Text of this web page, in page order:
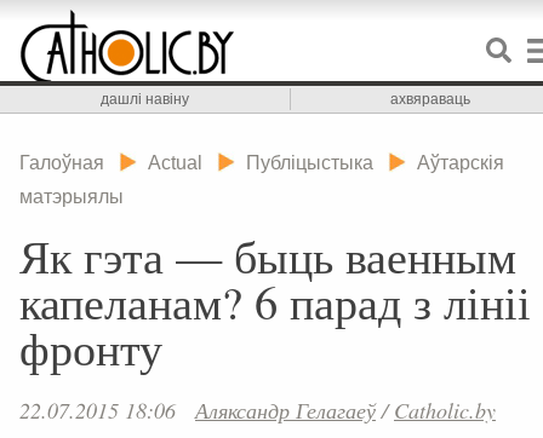
дашлі навіну ахвяраваць
Галоўная Actual Публіцыстыка
Аўтарскія
матэрыялы
Як гэта — быць ваенным
капеланам? 6 парад з лініі
фронту
22.07.2015 18:06 Аляксандр Гелагаеў/Catholic.by